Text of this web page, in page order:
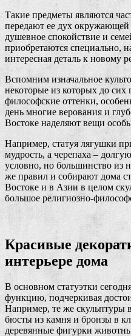
Такие предметы являются
передают ее дух окружающей
душевное спокойствие и
приобретаются специально,
интересная деталь к новому
Вспомним изначальное
некоторые из которых до сих
философские оттенки,
день многие верования и
Востоке наделяют вещи
Например, статуя лягушки
мудрость, а черепаха –
условно, но большинство из
же правил и собирают дома
Востоке и в Азии в целом
большое религиозно-
Красивые
интерьере дома
В основном статуэтки
функцию, подчеркивая
Например, те же скульптуры
бюсты из камня и бронзы в
деревянные фигурки